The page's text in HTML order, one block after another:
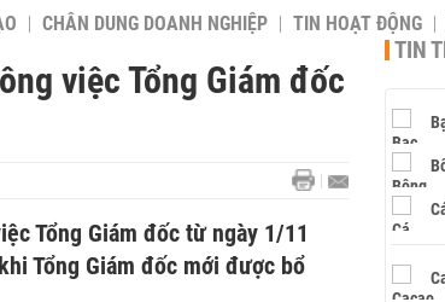
CHÂN DUNG DOANH NGHIỆP TIN HOẠT ĐỘNG
việc Tổng Giám đốc
Tổng Giám đốc từ ngày 1/11
Tổng Giám đốc mới được bổ
TIN